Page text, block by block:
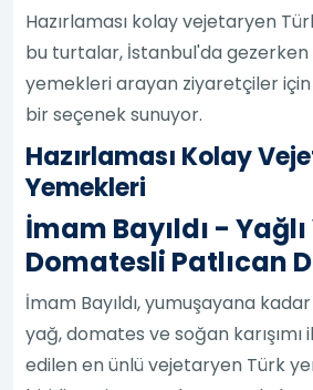
Hazırlaması kolay vejetaryen
bu turtalar, İstanbul'da
yemekleri arayan ziyaretçiler için
bir seçenek sunuyor.
Hazırlaması Kolay
Yemekleri
İmam Bayıldı -
Domatesli Patlıcan
İmam Bayıldı, yumuşayana
yağ, domates ve soğan
edilen en ünlü vejetaryen Türk